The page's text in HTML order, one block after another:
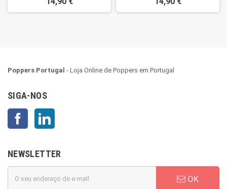
Poppers Portugal - Loja Online de Poppers em Portugal
SIGA-NOS
Facebook
NEWSLETTER
OK